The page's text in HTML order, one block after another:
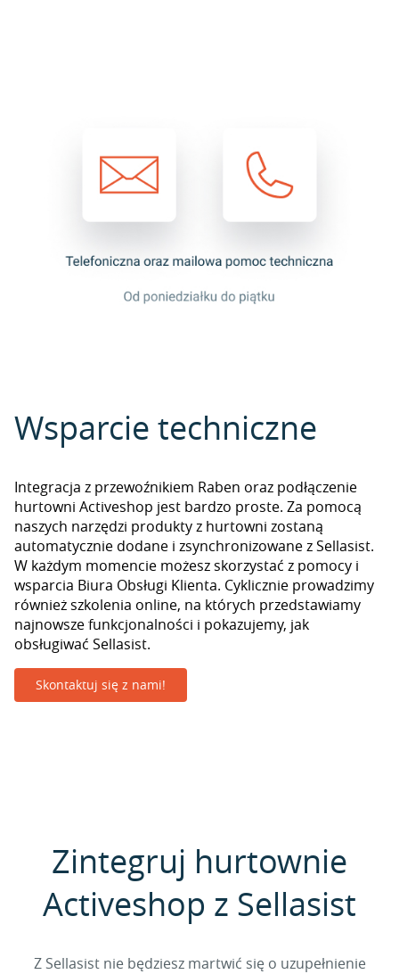
Wsparcie techniczne
Integracja z przewoźnikiem Raben oraz podłączenie
hurtowni Activeshop jest bardzo proste. Za pomocą
naszych narzędzi produkty z hurtowni zostaną
automatycznie dodane i zsynchronizowane z Sellasist.
W każdym momencie możesz skorzystać z pomocy i
wsparcia Biura Obsługi Klienta. Cyklicznie prowadzimy
również szkolenia online, na których przedstawiamy
najnowsze funkcjonalności i pokazujemy, jak
obsługiwać Sellasist.
Skontaktuj się z nami!
Zintegruj hurtownie
Activeshop z Sellasist
Z Sellasist nie będziesz martwić się o uzupełnienie